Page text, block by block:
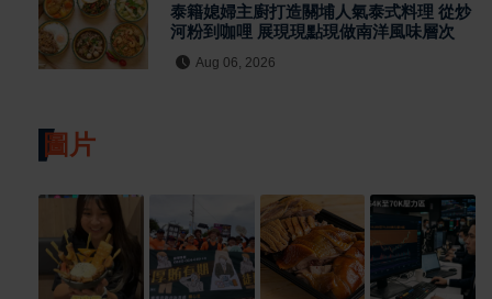
泰籍媳婦主廚打造關埔人氣泰式料理 從炒
河粉到咖哩 展現現點現做南洋風味層次
Aug 06, 2026
圖片